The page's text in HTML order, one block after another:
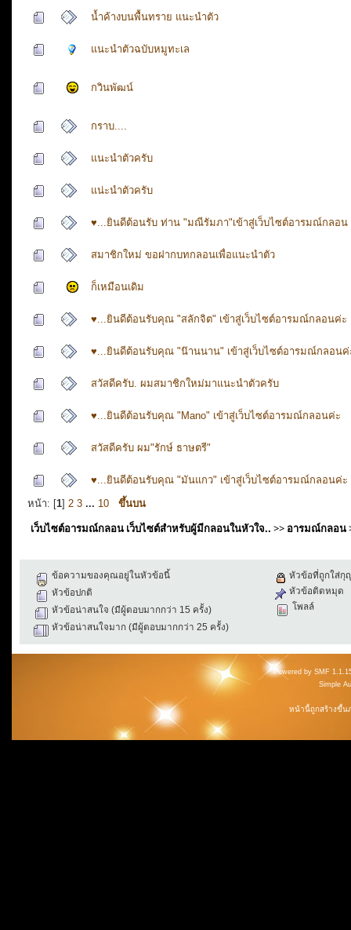
น้ำค้างบนพื้นทราย แนะนำตัว
แนะนำตัวฉบับหมูทะเล
กวินพัฒน์
กราบ....
แนะนำตัวครับ
แน่ะนำตัวครับ
♥...ยินดีต้อนรับ ท่าน "มณีรัมภา"เข้าสู่เว็บไซต์อารมณ์กลอน
สมาชิกใหม่ ขอฝากบทกลอนเพื่อแนะนำตัว
ก็เหมือนเดิม
♥...ยินดีต้อนรับคุณ "สลักจิต" เข้าสู่เว็บไซต์อารมณ์กลอนค่ะ
♥...ยินดีต้อนรับคุณ "น๊านนาน" เข้าสู่เว็บไซต์อารมณ์กลอนค่
สวัสดีครับ. ผมสมาชิกใหม่มาแนะนำตัวครับ
♥...ยินดีต้อนรับคุณ "Mano" เข้าสู่เว็บไซต์อารมณ์กลอนค่ะ
สวัสดีครับ ผม"รักษ์ ธาษตรี"
♥...ยินดีต้อนรับคุณ "มันแกว" เข้าสู่เว็บไซต์อารมณ์กลอนค่ะ
หน้า: [1] 2 3 ... 10 ขึ้นบน
เว็บไซต์อารมณ์กลอน เว็บไซต์สำหรับผู้มีกลอนในหัวใจ.. >> อารมณ์กลอน
ข้อความของคุณอยู่ในหัวข้อนี้
หัวข้อปกติ
หัวข้อน่าสนใจ (มีผู้ตอบมากกว่า 15 ครั้ง)
หัวข้อน่าสนใจมาก (มีผู้ตอบมากกว่า 25 ครั้ง)
หัวข้อที่ถูกใส่กุ
หัวข้อติดหมุด
โพลล์
Powered by SMF
Simple
หน้านี้ถูกสร้างขึ้น